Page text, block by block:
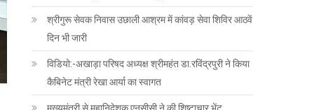
श्रीगुरू सेवक निवास उछाली आश्रम में कांवड़ सेवा शिविर आठवें
दिन भी जारी
विडियो:-अखाड़ा परिषद अध्यक्ष श्रीमहंत डा.रविंद्रपुरी ने किया
कैबिनेट मंत्री रेखा आर्या का स्वागत
मुख्यमंत्री से महानिदेशक एनसीसी ने की शिष्टाचार भेंट